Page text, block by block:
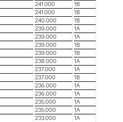
241.000
1B
241.000
1B
240.000
1B
239.000
1A
239.000
1A
239.000
1B
239.000
1B
238.000
1A
237.000
1A
237.000
1B
236.000
1A
236.000
1A
235.000
1A
235.000
1A
233.000
1A